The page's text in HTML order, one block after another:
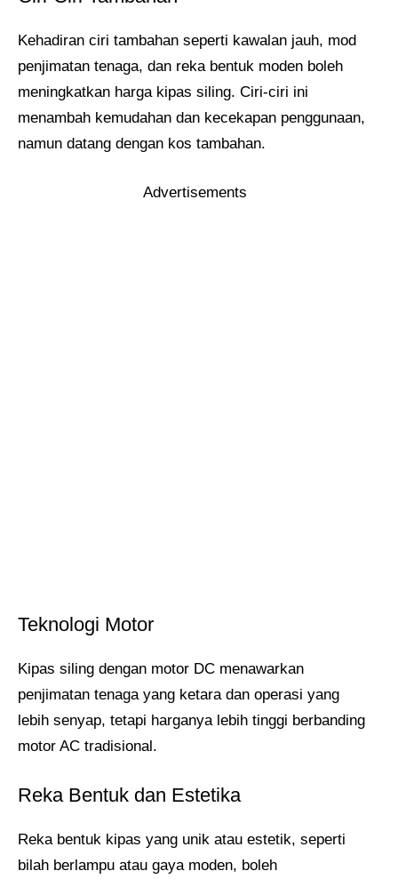
Kehadiran ciri tambahan seperti kawalan jauh, mod
penjimatan tenaga, dan reka bentuk moden boleh
meningkatkan harga kipas siling. Ciri-ciri ini
menambah kemudahan dan kecekapan penggunaan,
namun datang dengan kos tambahan. ​
Advertisements
Teknologi Motor
Kipas siling dengan motor DC menawarkan
penjimatan tenaga yang ketara dan operasi yang
lebih senyap, tetapi harganya lebih tinggi berbanding
motor AC tradisional.
Reka Bentuk dan Estetika
Reka bentuk kipas yang unik atau estetik, seperti
bilah berlampu atau gaya moden, boleh